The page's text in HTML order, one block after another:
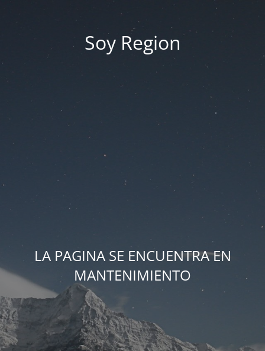
Soy Region
LA PAGINA SE ENCUENTRA EN
MANTENIMIENTO